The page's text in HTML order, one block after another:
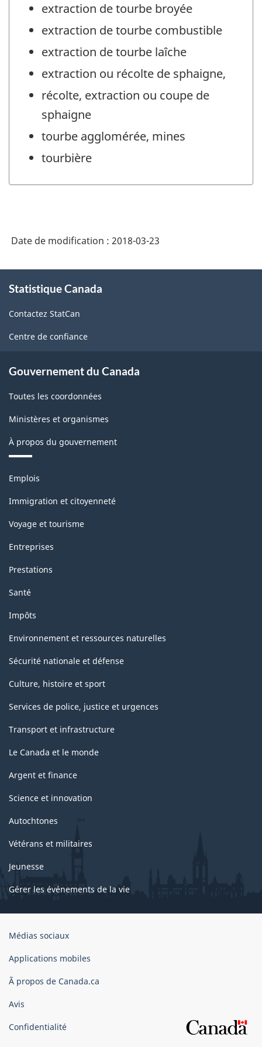
extraction de tourbe broyée
extraction de tourbe combustible
extraction de tourbe laîche
extraction ou récolte de sphaigne,
récolte, extraction ou coupe de
sphaigne
tourbe agglomérée, mines
tourbière
Date de modification : 2018-03-23
propos
ce
site
Statistique Canada
Contactez StatCan
Centre de confiance
Gouvernement du Canada
Toutes les coordonnées
Ministères et organismes
À propos du gouvernement
Thèmes
sujets
Emplois
Immigration et citoyenneté
Voyage et tourisme
Entreprises
Prestations
Santé
Impôts
Environnement et ressources naturelles
Sécurité nationale et défense
Culture, histoire et sport
Services de police, justice et urgences
Transport et infrastructure
Le Canada et le monde
Argent et finance
Science et innovation
Autochtones
Vétérans et militaires
Jeunesse
Gérer les événements de la vie
Organisation
gouvernement
Canada
Médias sociaux
Applications mobiles
Ã propos de Canada.ca
Avis
Confidentialité